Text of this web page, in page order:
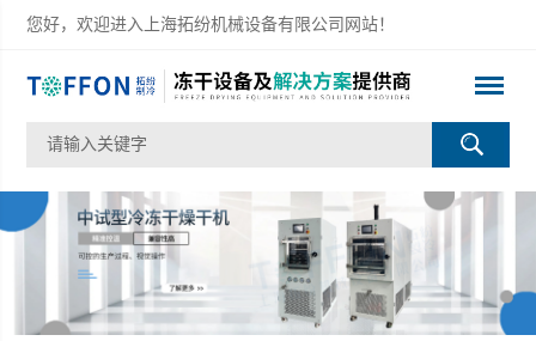
您好，欢迎进入上海拓纷机械设备有限公司网站！